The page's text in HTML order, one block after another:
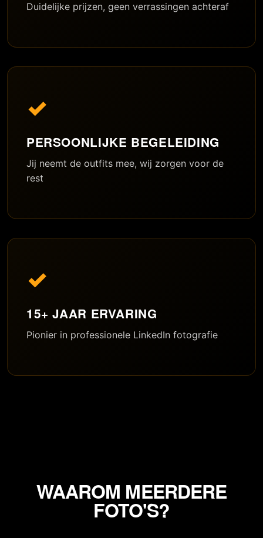
Duidelijke prijzen, geen verrassingen achteraf
✓
PERSOONLIJKE BEGELEIDING
Jij neemt de outfits mee, wij zorgen voor de
rest
✓
15+ JAAR ERVARING
Pionier in professionele LinkedIn fotografie
WAAROM MEERDERE
FOTO'S?